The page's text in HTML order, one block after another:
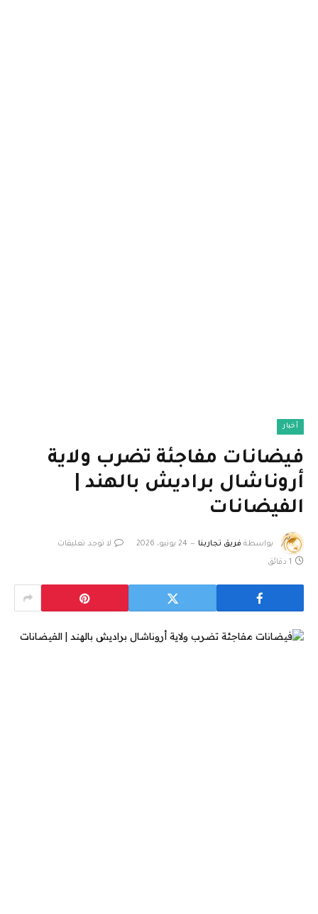
أخبار
فيضانات مفاجئة تضرب ولاية
أروناشال براديش بالهند |
الفيضانات
بواسطة فريق تجاربنا 24 يونيو، 2026 لا توجد تعليقات
1 دقائق